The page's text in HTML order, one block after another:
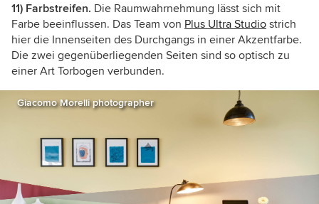
11) Farbstreifen. Die Raumwahrnehmung lässt sich mit
Farbe beeinflussen. Das Team von Plus Ultra Studio strich
hier die Innenseiten des Durchgangs in einer Akzentfarbe.
Die zwei gegenüberliegenden Seiten sind so optisch zu
einer Art Torbogen verbunden.
Giacomo Morelli photographer